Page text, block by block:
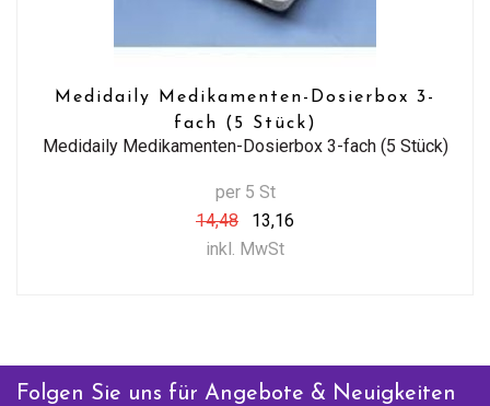
Medidaily Medikamenten-Dosierbox 3-
fach (5 Stück)
Medidaily Medikamenten-Dosierbox 3-fach (5 Stück)
per 5 St
14,48
13,16
inkl. MwSt
Folgen Sie uns für Angebote & Neuigkeiten